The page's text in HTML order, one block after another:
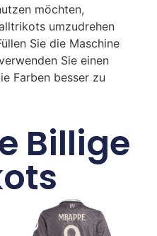
möchten,
umzudrehen
Sie die Maschine
Sie einen
Farben besser zu
Billige